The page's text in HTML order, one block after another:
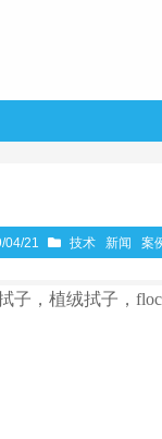
04/21 技术 新闻 案
子，植绒拭子，